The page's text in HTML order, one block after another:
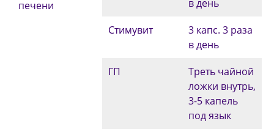
печени
в день
Стимувит
3 капс. 3 раза
в день
ГП
Треть чайной
ложки внутрь,
3-5 капель
под язык